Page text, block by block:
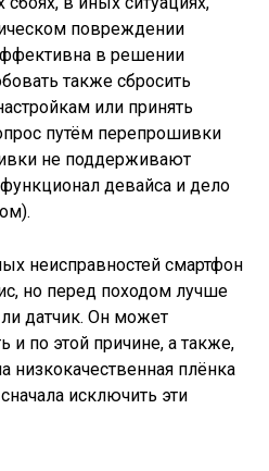
повреждении
в решении
также сбросить
или принять
путём перепрошивки
не поддерживают
девайса и дело
неисправностей смартфон
но перед походом лучше
датчик. Он может
и по этой причине, а также,
низкокачественная плёнка
исключить эти